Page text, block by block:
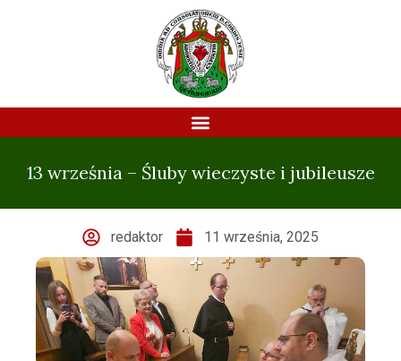
13 września – Śluby wieczyste i jubileusze
redaktor 11 września, 2025